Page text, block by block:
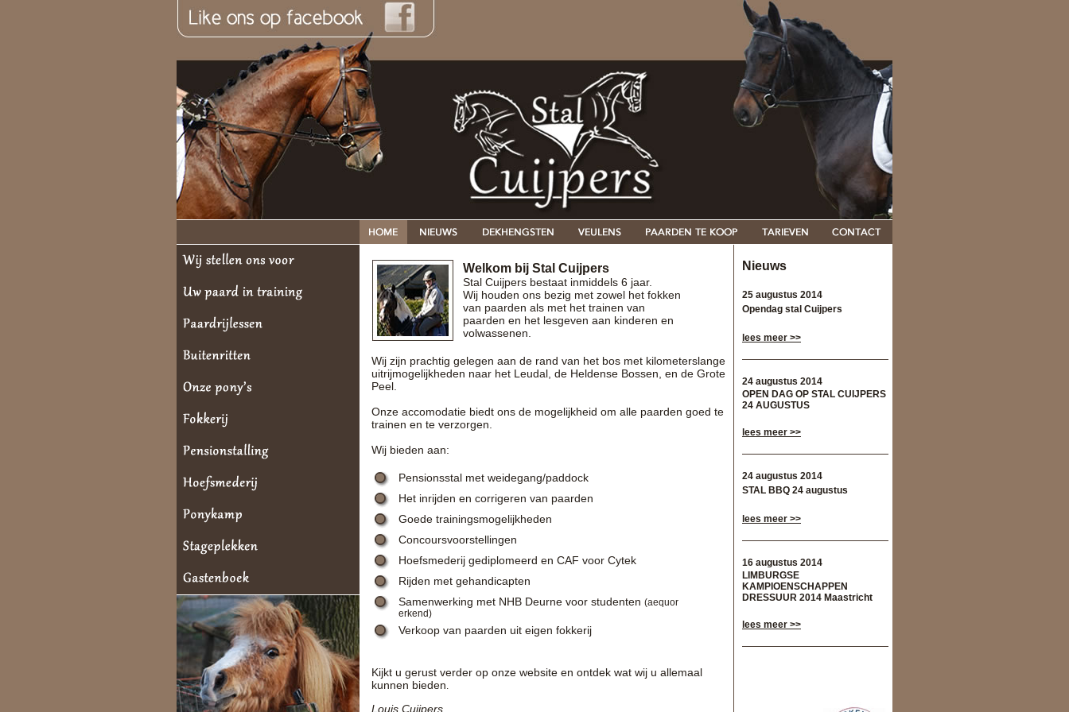
Welkom bij Stal Cuijpers
Stal Cuijpers bestaat inmiddels 6 jaar.
Wij houden ons bezig met zowel het fokken
van paarden als met het trainen van
paarden en het lesgeven aan kinderen en
volwassenen.
Wij zijn prachtig gelegen aan de rand van het bos met kilometerslange
uitrijmogelijkheden naar het Leudal, de Heldense Bossen, en de Grote
Peel.
Onze accomodatie biedt ons de mogelijkheid om alle paarden goed te
trainen en te verzorgen.
Wij bieden aan:
Pensionsstal met weidegang/paddock
Het inrijden en corrigeren van paarden
Goede trainingsmogelijkheden
Concoursvoorstellingen
Hoefsmederij gediplomeerd en CAF voor Cytek
Rijden met gehandicapten
Samenwerking met NHB Deurne voor studenten (aequor
erkend)
Verkoop van paarden uit eigen fokkerij
Kijkt u gerust verder op onze website en ontdek wat wij u allemaal
kunnen bieden.
Louis Cuijpers
Nieuws
25 augustus 2014
Opendag stal Cuijpers
lees meer >>
24 augustus 2014
OPEN DAG OP STAL CUIJPERS
24 AUGUSTUS
lees meer >>
24 augustus 2014
STAL BBQ 24 augustus
lees meer >>
16 augustus 2014
LIMBURGSE
KAMPIOENSCHAPPEN
DRESSUUR 2014 Maastricht
lees meer >>